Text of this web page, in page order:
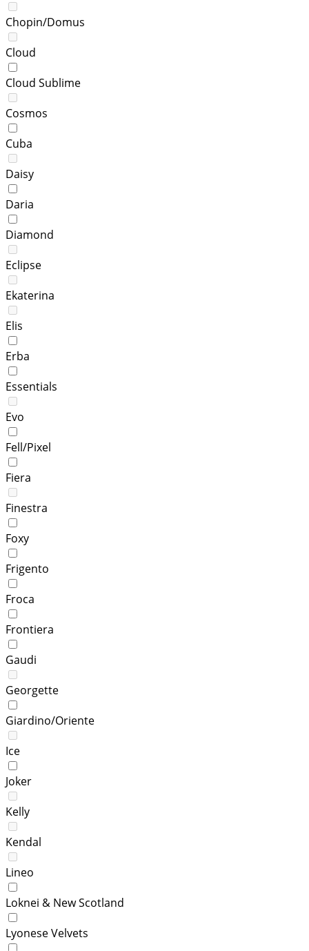
Chopin/Domus
Cloud
Cloud Sublime
Cosmos
Cuba
Daisy
Daria
Diamond
Eclipse
Ekaterina
Elis
Erba
Essentials
Evo
Fell/Pixel
Fiera
Finestra
Foxy
Frigento
Froca
Frontiera
Gaudi
Georgette
Giardino/Oriente
Ice
Joker
Kelly
Kendal
Lineo
Loknei & New Scotland
Lyonese Velvets